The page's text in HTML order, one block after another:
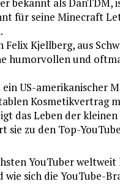
für seine Minecraft
Felix Kjellberg, aus
humorvollen und
ein US-amerikanischer
Kosmetikvertrag
das Leben der
sie zu den Top-
YouTuber
wie sich die YouTube-